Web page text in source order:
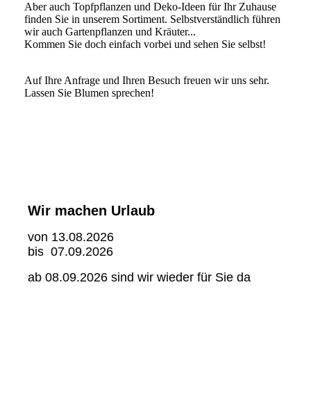
Aber auch Topfpflanzen und Deko-Ideen für Ihr Zuhause
finden Sie in unserem Sortiment. Selbstverständlich führen
wir auch Gartenpflanzen und Kräuter...
Kommen Sie doch einfach vorbei und sehen Sie selbst!
Auf Ihre Anfrage und Ihren Besuch freuen wir uns sehr.
Lassen Sie Blumen sprechen!
Wir machen Urlaub
von 13.08.2026
bis 07.09.2026
ab 08.09.2026 sind wir wieder für Sie da